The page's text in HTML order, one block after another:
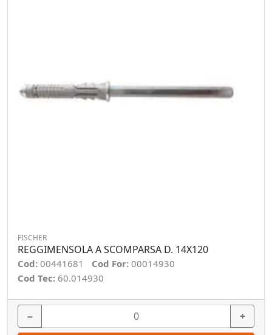
FISCHER
REGGIMENSOLA A SCOMPARSA D. 14X120
Cod: 00441681 Cod For: 00014930
Cod Tec: 60.014930
− +